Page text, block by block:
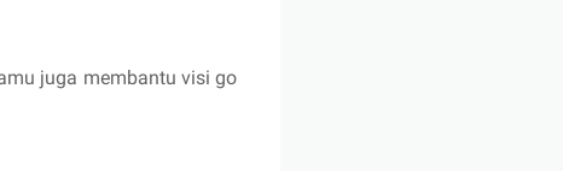
juga membantu visi go